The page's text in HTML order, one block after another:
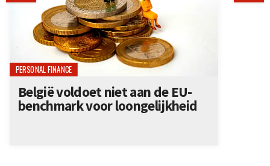
PERSONAL FINANCE
België voldoet niet aan de EU-
benchmark voor loongelijkheid